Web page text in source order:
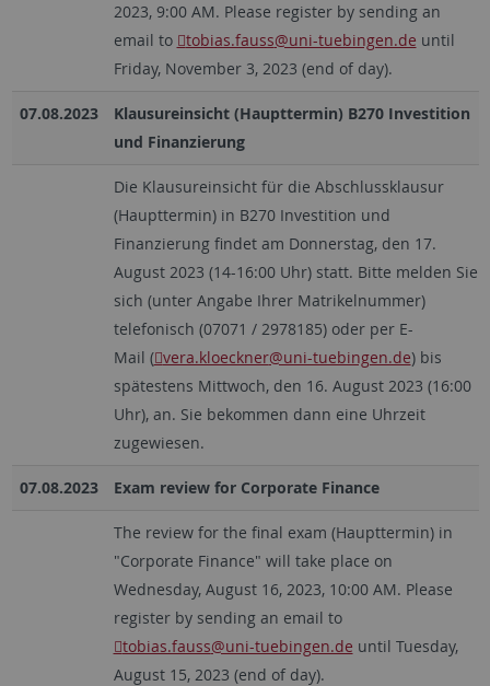
2023, 9:00 AM. Please register by sending an
email to
tobias.fauss@uni-tuebingen.de until
Friday, November 3, 2023 (end of day).
07.08.2023
Klausureinsicht (Haupttermin) B270 Investition
und Finanzierung
Die Klausureinsicht für die Abschlussklausur
(Haupttermin) in B270 Investition und
Finanzierung findet am Donnerstag, den 17.
August 2023 (14-16:00 Uhr) statt. Bitte melden Sie
sich (unter Angabe Ihrer Matrikelnummer)
telefonisch (07071 / 2978185) oder per E-
Mail ( vera.kloeckner@uni-tuebingen.de) bis
spätestens Mittwoch, den 16. August 2023 (16:00
Uhr), an. Sie bekommen dann eine Uhrzeit
zugewiesen.
07.08.2023 Exam review for Corporate Finance
The review for the final exam (Haupttermin) in
"Corporate Finance" will take place on
Wednesday, August 16, 2023, 10:00 AM. Please
register by sending an email to
tobias.fauss@uni-tuebingen.de until Tuesday,
August 15, 2023 (end of day).